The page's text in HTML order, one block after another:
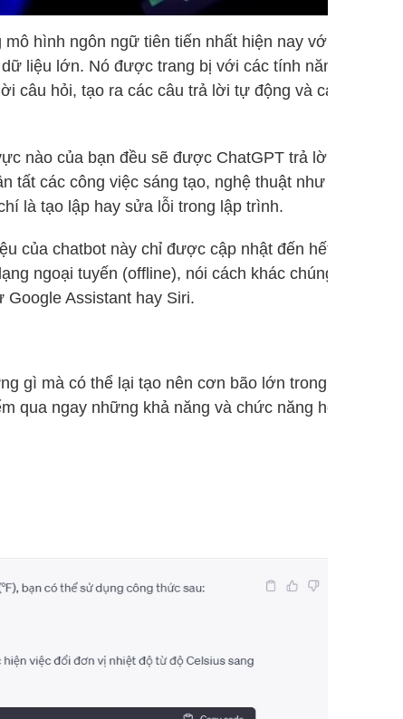
hình ngôn ngữ tiên tiến nhất hiện nay với khả
liệu lớn. Nó được trang bị với các tính năng nổi
câu hỏi, tạo ra các câu trả lời tự động và cải
nào của bạn đều sẽ được ChatGPT trả lời lưu
tất các công việc sáng tạo, nghệ thuật như làm
là tạo lập hay sửa lỗi trong lập trình.
của chatbot này chỉ được cập nhật đến hết năm
ngoại tuyến (offline), nói cách khác chúng
Assistant hay Siri.
gì mà có thể lại tạo nên cơn bão lớn trong giới
qua ngay những khả năng và chức năng hot hit